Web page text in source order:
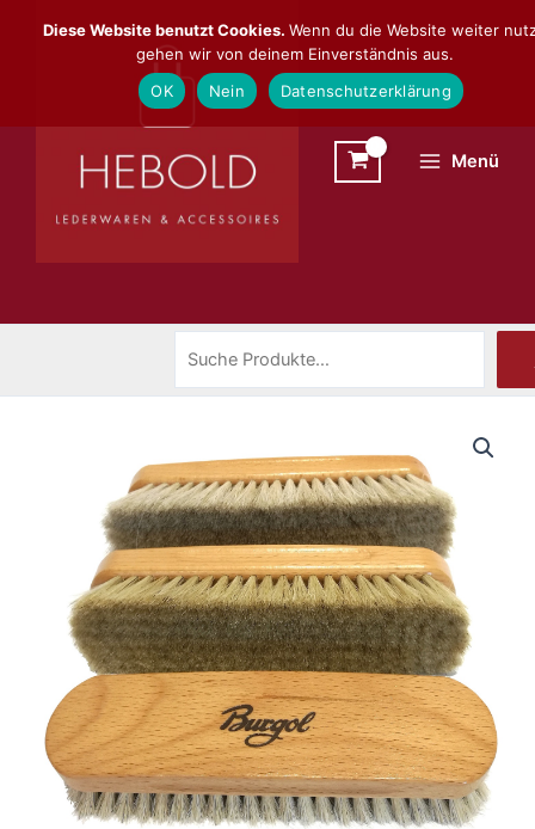
Inhalt
Menü
Diese Website benutzt Cookies. Wenn du die Website weiter
gehen wir von deinem Einverständnis aus.
OK
Nein Datenschutzerklärung